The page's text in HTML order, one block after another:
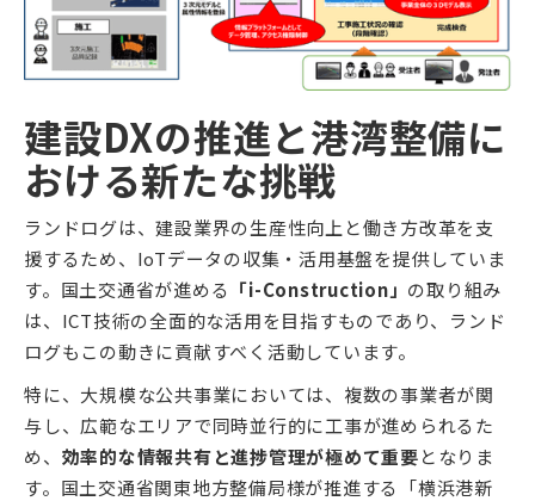
建設DXの推進と港湾整備に
おける新たな挑戦
ランドログは、建設業界の生産性向上と働き方改革を支
援するため、IoTデータの収集・活用基盤を提供していま
す。国土交通省が進める 「i-Construction」 の取り組み
は、ICT技術の全面的な活用を目指すものであり、ランド
ログもこの動きに貢献すべく活動しています。
特に、大規模な公共事業においては、複数の事業者が関
与し、広範なエリアで同時並行的に工事が進められるた
め、 効率的な情報共有と進捗管理が極めて重要となりま
す。国土交通省関東地方整備局様が推進する「横浜港新